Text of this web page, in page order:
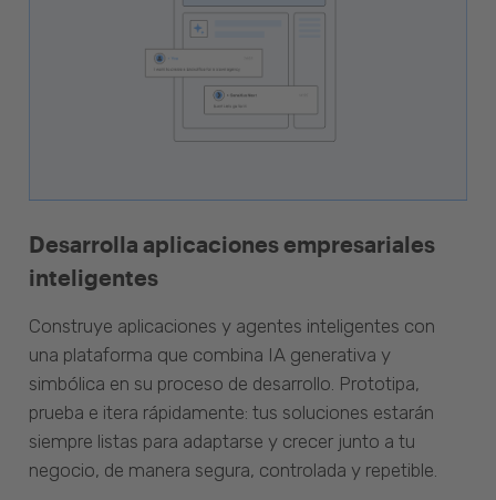
Desarrolla aplicaciones empresariales
inteligentes
Construye aplicaciones y agentes inteligentes con
una plataforma que combina IA generativa y
simbólica en su proceso de desarrollo. Prototipa,
prueba e itera rápidamente: tus soluciones estarán
siempre listas para adaptarse y crecer junto a tu
negocio, de manera segura, controlada y repetible.